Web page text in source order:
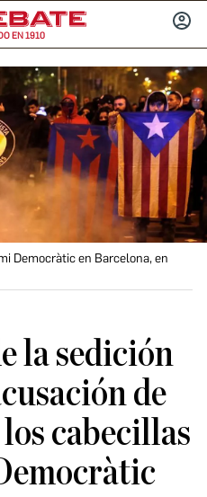
EN 1910
Democràtic en Barcelona, en
la sedición
de
cabecillas